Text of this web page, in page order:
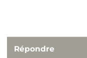
Répondre